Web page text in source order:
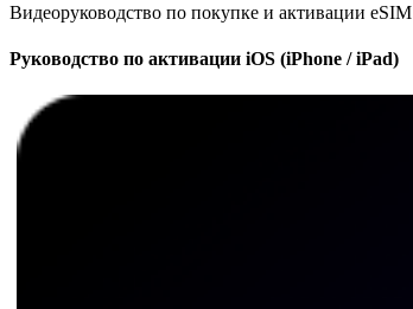
Видеоруководство по покупке и активации eSIM
Руководство по активации iOS (iPhone / iPad)